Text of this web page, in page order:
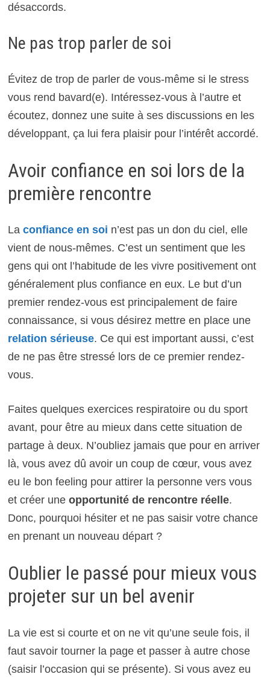
désaccords.
Ne pas trop parler de soi
Évitez de trop de parler de vous-même si le stress
vous rend bavard(e). Intéressez-vous à l’autre et
écoutez, donnez une suite à ses discussions en les
développant, ça lui fera plaisir pour l’intérêt accordé.
Avoir confiance en soi lors de la
première rencontre
La confiance en soi n’est pas un don du ciel, elle
vient de nous-mêmes. C’est un sentiment que les
gens qui ont l’habitude de les vivre positivement ont
généralement plus confiance en eux. Le but d’un
premier rendez-vous est principalement de faire
connaissance, si vous désirez mettre en place une
relation sérieuse. Ce qui est important aussi, c’est
de ne pas être stressé lors de ce premier rendez-
vous.
Faites quelques exercices respiratoire ou du sport
avant, pour être au mieux dans cette situation de
partage à deux. N’oubliez jamais que pour en arriver
là, vous avez dû avoir un coup de cœur, vous avez
eu le bon feeling pour attirer la personne vers vous
et créer une opportunité de rencontre réelle.
Donc, pourquoi hésiter et ne pas saisir votre chance
en prenant un nouveau départ ?
Oublier le passé pour mieux vous
projeter sur un bel avenir
La vie est si courte et on ne vit qu’une seule fois, il
faut savoir tourner la page et passer à autre chose
(saisir l’occasion qui se présente). Si vous avez eu